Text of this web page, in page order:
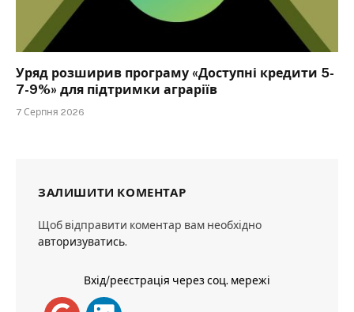
Уряд розширив програму «Доступні кредити 5-
7-9%» для підтримки аграріїв
7 Серпня 2026
ЗАЛИШИТИ КОМЕНТАР
Щоб відправити коментар вам необхідно
авторизуватись.
Вхід/реєстрація через соц. мережі